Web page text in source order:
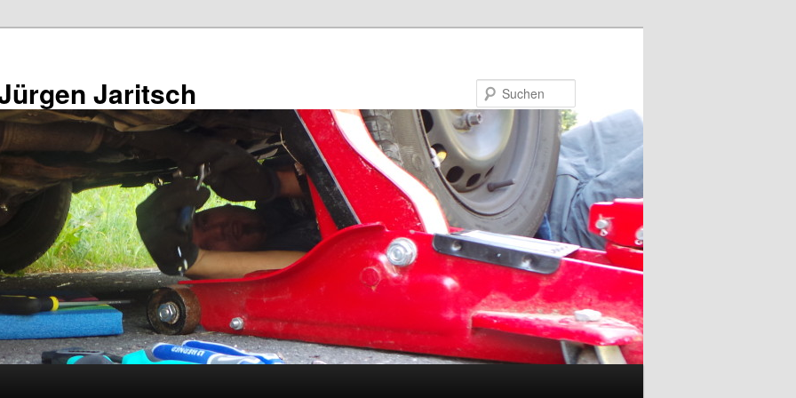
Jaritsch